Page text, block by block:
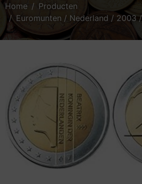
Home
Producten
Euromunten / Nederland / 2003